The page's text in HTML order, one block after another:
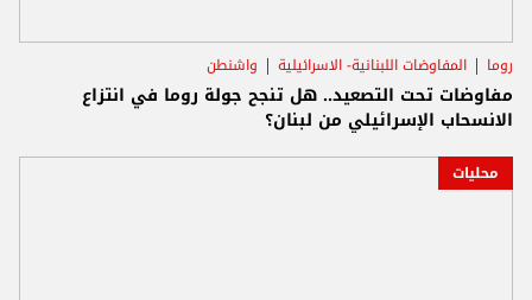
روما المفاوضات اللبنانية- الاسرائيلية واشنطن
مفاوضات تحت التصعيد.. هل تنجح جولة روما في انتزاع
الانسحاب الإسرائيلي من لبنان؟
محليات